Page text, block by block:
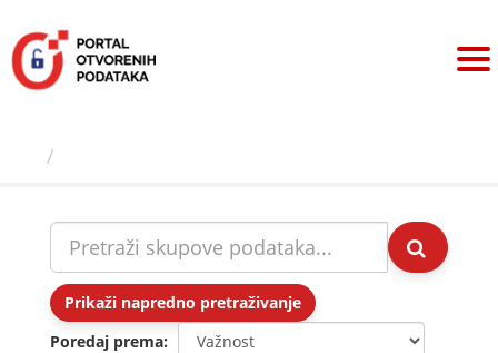
sadržaj
Prikaži napredno pretraživanje
Poredaj prema